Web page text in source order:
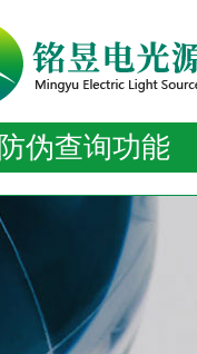
防伪查询功能